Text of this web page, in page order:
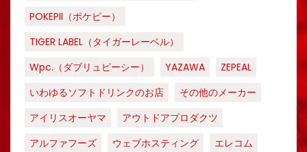
POKEPII（ポケピー）
TIGER LABEL（タイガーレーベル）
Wpc.（ダブリュピーシー）
YAZAWA
ZEPEAL
いわゆるソフトドリンクのお店
その他のメーカー
アイリスオーヤマ
アウトドアプロダクツ
アルファフーズ
ウェブホスティング
エレコム